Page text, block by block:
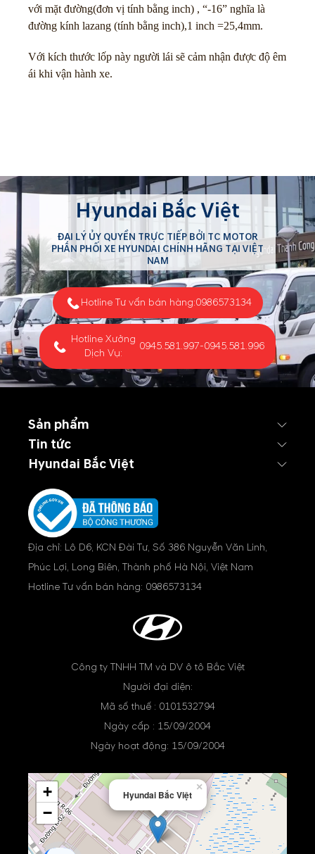
với mặt đường(đơn vị tính bằng inch) , “-16” nghĩa là
đường kính lazang (tính bằng inch),1 inch =25,4mm.
Với kích thước lốp này người lái sẽ cảm nhận được độ êm
ái khi vận hành xe.
Hyundai Bắc Việt
ĐẠI LÝ ỦY QUYỀN TRỰC TIẾP BỞI TC MOTOR
PHÂN PHỐI XE HYUNDAI CHÍNH HÃNG TẠI VIỆT
NAM
Hotline Tư vấn bán hàng:0986573134
Hotline Xưởng
Dịch Vụ:
0945.581.997-0945.581.996
Sản phẩm
Tin tức
Hyundai Bắc Việt
Địa chỉ: Lô D6, KCN Đài Tư, Số 386 Nguyễn Văn Linh,
Phúc Lợi, Long Biên, Thành phố Hà Nội, Việt Nam
Hotline Tư vấn bán hàng: 0986573134
Công ty TNHH TM và DV ô tô Bắc Việt
Người đại diện:
Mã số thuế : 0101532794
Ngày cấp : 15/09/2004
Ngày hoạt động: 15/09/2004
Hyundai Bắc Việt
×
+
−